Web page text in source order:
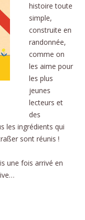
histoire toute
simple,
construite en
randonnée,
comme on
les aime pour
les plus
jeunes
lecteurs et
des
les ingrédients qui
sont réunis !
une fois arrivé en